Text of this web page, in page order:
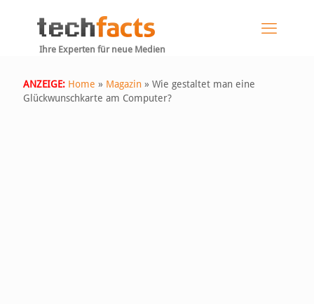
Ihre Experten für neue Medien
ANZEIGE: Home » Magazin » Wie gestaltet man eine
Glückwunschkarte am Computer?